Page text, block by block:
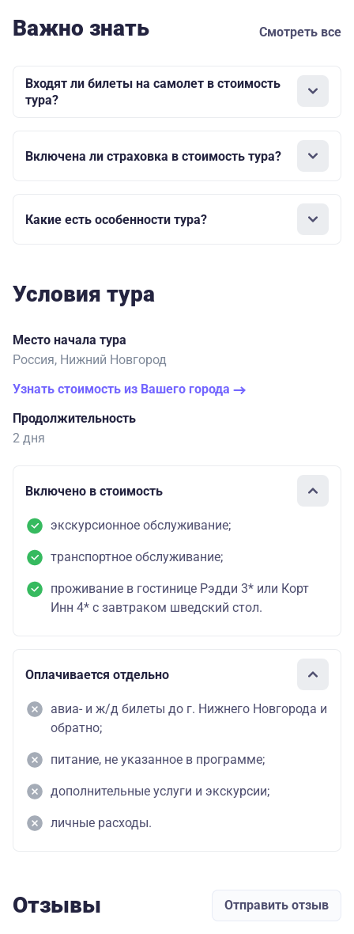
Важно знать Смотреть все
Входят ли билеты на самолет в стоимость
тура?
Включена ли страховка в стоимость тура?
Какие есть особенности тура?
Условия тура
Место начала тура
Россия, Нижний Новгород
Узнать стоимость из Вашего города
Продолжительность
2 дня
Включено в стоимость
экскурсионное обслуживание;
транспортное обслуживание;
проживание в гостинице Рэдди 3* или Корт
Инн 4* с завтраком шведский стол.
Оплачивается отдельно
авиа- и ж/д билеты до г. Нижнего Новгорода и
обратно;
питание, не указанное в программе;
дополнительные услуги и экскурсии;
личные расходы.
Отзывы Отправить отзыв